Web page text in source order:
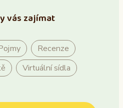
vás zajímat
Recenze
Virtuální sídla